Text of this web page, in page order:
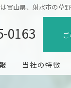
富山県、射水市の草
0163
当社の特徴